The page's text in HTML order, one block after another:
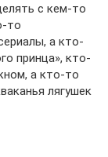
с кем-то
то
а кто-
принца», кто-
а кто-то
лягушек